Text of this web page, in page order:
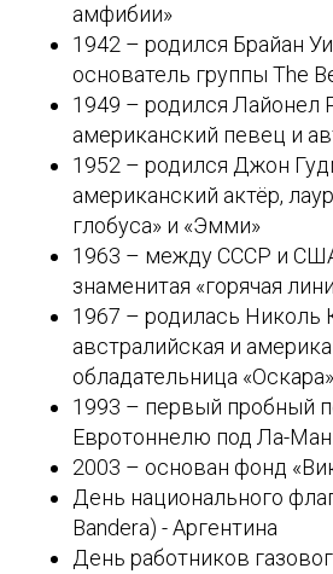
амфибии»
1942 – родился Брайан
основатель группы The
1949 – родился Лайонел
американский певец и
1952 – родился Джон
американский актёр,
глобуса» и «Эмми»
1963 – между СССР и
знаменитая «горячая
1967 – родилась Николь
австралийская и
обладательница «Оскара»
1993 – первый пробный
Евротоннелю под Ла-
2003 – основан фонд
День национального
Bandera) - Аргентина
День работников